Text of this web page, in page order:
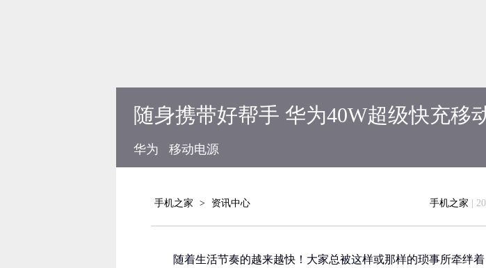
随身携带好帮手 华为40W超级快充移
华为 移动电源
手机之家 > 资讯中心 手机之家 |
随着生活节奏的越来越快！大家总被这样或那样的琐事所牵绊